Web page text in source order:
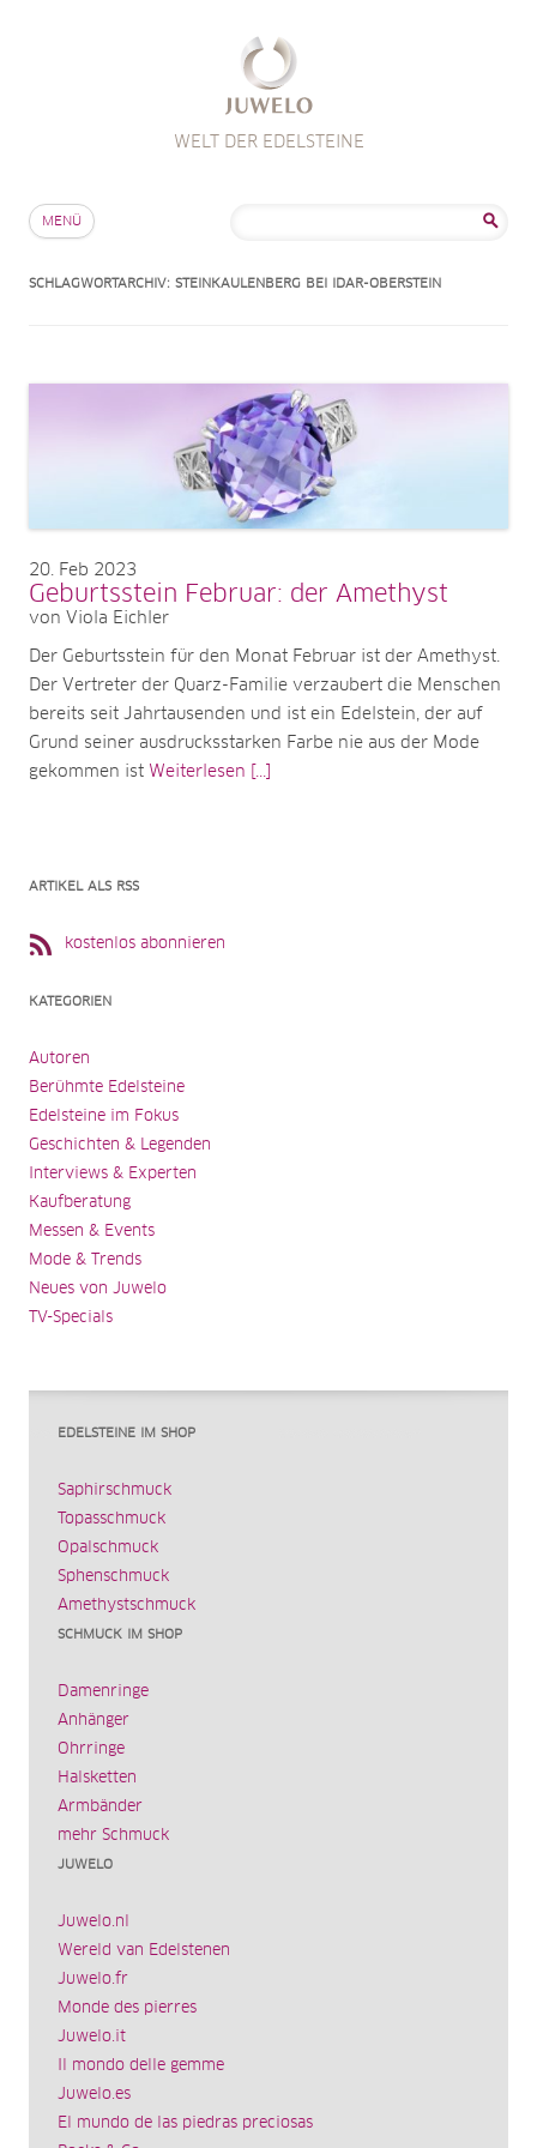
WELT DER EDELSTEINE
MENÜ
SCHLAGWORTARCHIV: STEINKAULENBERG BEI IDAR-OBERSTEIN
20 Feb 2023
Geburtsstein Februar: der Amethyst
von Viola Eichler
Der Geburtsstein für den Monat Februar ist der Amethyst.
Der Vertreter der Quarz-Familie verzaubert die Menschen
bereits seit Jahrtausenden und ist ein Edelstein, der auf
Grund seiner ausdrucksstarken Farbe nie aus der Mode
gekommen ist Weiterlesen [...]
ARTIKEL ALS RSS
kostenlos abonnieren
KATEGORIEN
Autoren
Berühmte Edelsteine
Edelsteine im Fokus
Geschichten & Legenden
Interviews & Experten
Kaufberatung
Messen & Events
Mode & Trends
Neues von Juwelo
TV-Specials
EDELSTEINE IM SHOP
Saphirschmuck
Topasschmuck
Opalschmuck
Sphenschmuck
Amethystschmuck
SCHMUCK IM SHOP
Damenringe
Anhänger
Ohrringe
Halsketten
Armbänder
mehr Schmuck
JUWELO
Juwelo.nl
Wereld van Edelstenen
Juwelo.fr
Monde des pierres
Juwelo.it
Il mondo delle gemme
Juwelo.es
El mundo de las piedras preciosas